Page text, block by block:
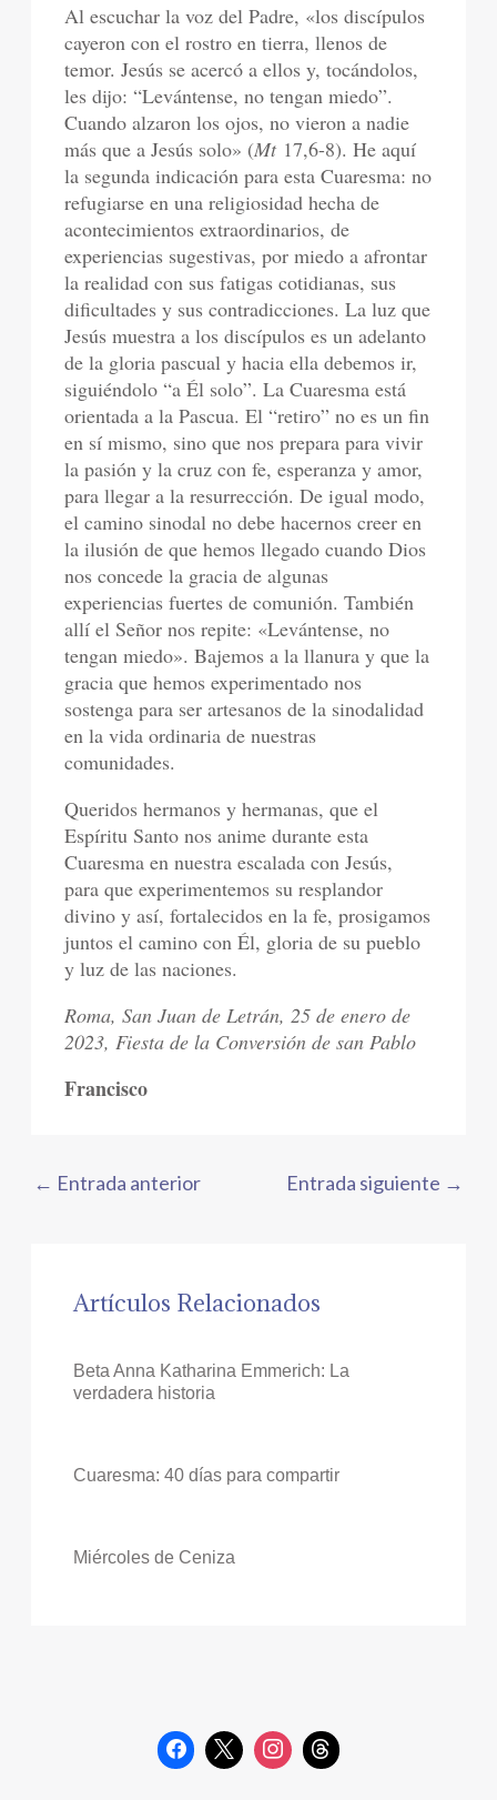
Al escuchar la voz del Padre, «los discípulos
cayeron con el rostro en tierra, llenos de
temor. Jesús se acercó a ellos y, tocándolos,
les dijo: “Levántense, no tengan miedo”.
Cuando alzaron los ojos, no vieron a nadie
más que a Jesús solo» (Mt17,6-8). He aquí
la segunda indicación para esta Cuaresma: no
refugiarse en una religiosidad hecha de
acontecimientos extraordinarios, de
experiencias sugestivas, por miedo a afrontar
la realidad con sus fatigas cotidianas, sus
dificultades y sus contradicciones. La luz que
Jesús muestra a los discípulos es un adelanto
de la gloria pascual y hacia ella debemos ir,
siguiéndolo “a Él solo”. La Cuaresma está
orientada a la Pascua. El “retiro” no es un fin
en sí mismo, sino que nos prepara para vivir
la pasión y la cruz con fe, esperanza y amor,
para llegar a la resurrección. De igual modo,
el camino sinodal no debe hacernos creer en
la ilusión de que hemos llegado cuando Dios
nos concede la gracia de algunas
experiencias fuertes de comunión. También
allí el Señor nos repite: «Levántense, no
tengan miedo». Bajemos a la llanura y que la
gracia que hemos experimentado nos
sostenga para ser artesanos de la sinodalidad
en la vida ordinaria de nuestras
comunidades.
Queridos hermanos y hermanas, que el
Espíritu Santo nos anime durante esta
Cuaresma en nuestra escalada con Jesús,
para que experimentemos su resplandor
divino y así, fortalecidos en la fe, prosigamos
juntos el camino con Él, gloria de su pueblo
y luz de las naciones.
Roma, San Juan de Letrán, 25 de enero de
2023, Fiesta de la Conversión de san Pablo
Francisco
← Entrada anterior Entrada siguiente →
Artículos Relacionados
Beta Anna Katharina Emmerich: La
verdadera historia
Cuaresma: 40 días para compartir
Miércoles de Ceniza